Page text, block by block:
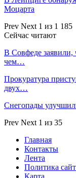
Моцарта
Prev Next 1 из 1 185
Сейчас читают
В Совфеде заявили,
чем…
Прокуратура
двух…
Снегопады
Prev Next 1 из 35
Главная
Контакты
Лента
Политика
Карта